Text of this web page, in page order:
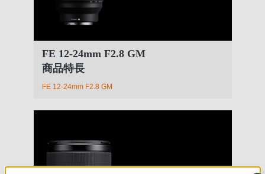
FE 12-24mm F2.8 GM
商品特長
FE 12-24mm F2.8 GM